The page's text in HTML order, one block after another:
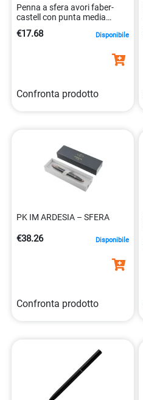
Penna a sfera avori faber-
castell con punta media
€17.68 Disponibile
Confronta prodotto
PK IM ARDESIA – SFERA
€38.26 Disponibile
Confronta prodotto